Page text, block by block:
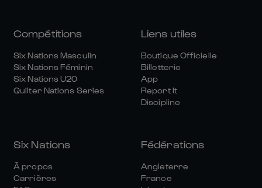
Compétitions
Six Nations Masculin
Six Nations Féminin
Six Nations U20
Quilter Nations Series
Liens utiles
Boutique Officielle
Billetterie
App
Report It
Discipline
Six Nations
À propos
Carrières
Fédérations
Angleterre
France